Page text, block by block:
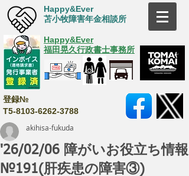
Happy&Ever
苫小牧障害年金相談所
Happy&Ever
福田晃久行政書士事務所
登録№
T5-8103-6262-3788
'26/02/06 障がいお役立ち情報
№191(肝疾患の障害③)
akihisa-fukuda